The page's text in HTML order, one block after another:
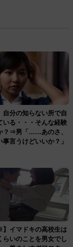
分の知らない所で自
いる・・・そんな経験
？⇒男「……あのさ、
言うけどいいか？」
イマドキの高校生は
らいのことを男女でし